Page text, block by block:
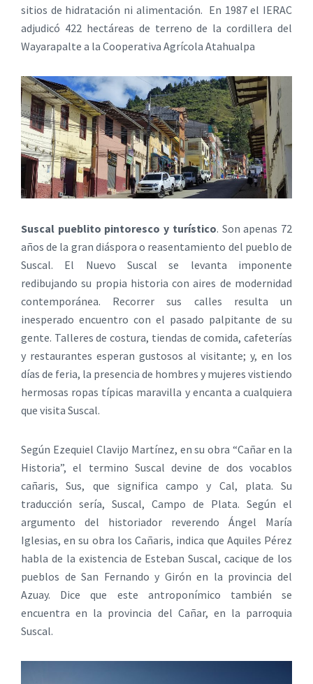
sitios de hidratación ni alimentación. En 1987 el IERAC
adjudicó 422 hectáreas de terreno de la cordillera del
Wayarapalte a la Cooperativa Agrícola Atahualpa
Suscal pueblito pintoresco y turístico. Son apenas 72
años de la gran diáspora o reasentamiento del pueblo de
Suscal. El Nuevo Suscal se levanta imponente
redibujando su propia historia con aires de modernidad
contemporánea. Recorrer sus calles resulta un
inesperado encuentro con el pasado palpitante de su
gente. Talleres de costura, tiendas de comida, cafeterías
y restaurantes esperan gustosos al visitante; y, en los
días de feria, la presencia de hombres y mujeres vistiendo
hermosas ropas típicas maravilla y encanta a cualquiera
que visita Suscal.
Según Ezequiel Clavijo Martínez, en su obra “Cañar en la
Historia”, el termino Suscal devine de dos vocablos
cañaris, Sus, que significa campo y Cal, plata. Su
traducción sería, Suscal, Campo de Plata. Según el
argumento del historiador reverendo Ángel María
Iglesias, en su obra los Cañaris, indica que Aquiles Pérez
habla de la existencia de Esteban Suscal, cacique de los
pueblos de San Fernando y Girón en la provincia del
Azuay. Dice que este antroponímico también se
encuentra en la provincia del Cañar, en la parroquia
Suscal.